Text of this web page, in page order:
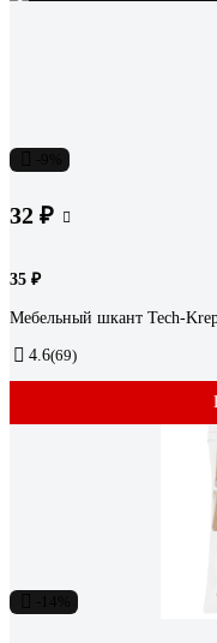
32 ₽
35 ₽
Мебельный шкант Tech-
4.6(69)